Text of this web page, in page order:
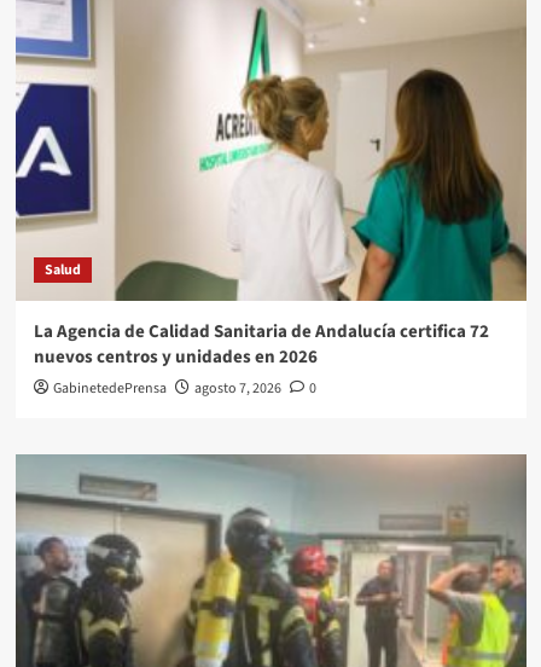
Salud
La Agencia de Calidad Sanitaria de Andalucía certifica 72
nuevos centros y unidades en 2026
GabinetedePrensa agosto 7, 2026 0